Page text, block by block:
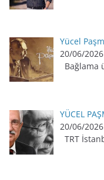
Yücel
20/06/2026
Bağlama
YÜCEL
20/06/2026
TRT